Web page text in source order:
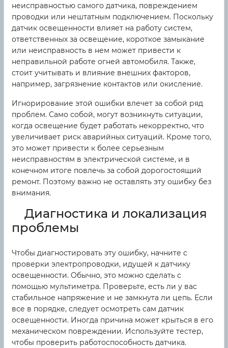
неисправностью самого датчика, повреждением
проводки или нештатным подключением. Поскольку
датчик освещенности влияет на работу систем,
ответственных за освещение, короткое замыкание
или неисправность в нем может привести к
неправильной работе огней автомобиля. Также,
стоит учитывать и влияние внешних факторов,
например, загрязнение контактов или окисление.
Игнорирование этой ошибки влечет за собой ряд
проблем. Само собой, могут возникнуть ситуации,
когда освещение будет работать некорректно, что
увеличивает риск аварийных ситуаций. Кроме того,
это может привести к более серьезным
неисправностям в электрической системе, и в
конечном итоге повлечь за собой дорогостоящий
ремонт. Поэтому важно не оставлять эту ошибку без
внимания.
Диагностика и локализация
проблемы
Чтобы диагностировать эту ошибку, начните с
проверки электропроводки, идущей к датчику
освещенности. Обычно, это можно сделать с
помощью мультиметра. Проверьте, есть ли у вас
стабильное напряжение и не замкнута ли цепь. Если
все в порядке, следует осмотреть сам датчик
освещенности. Иногда причина может крыться в его
механическом повреждении. Используйте тестер,
чтобы проверить работоспособность датчика.